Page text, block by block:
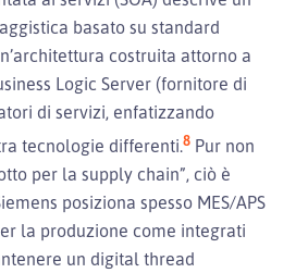
basato su standard
costruita attorno a
Logic Server (fornitore di
di servizi, enfatizzando
tecnologie differenti.8 Pur non
per la supply chain”, ciò è
posiziona spesso MES/APS
la produzione come integrati
un digital thread